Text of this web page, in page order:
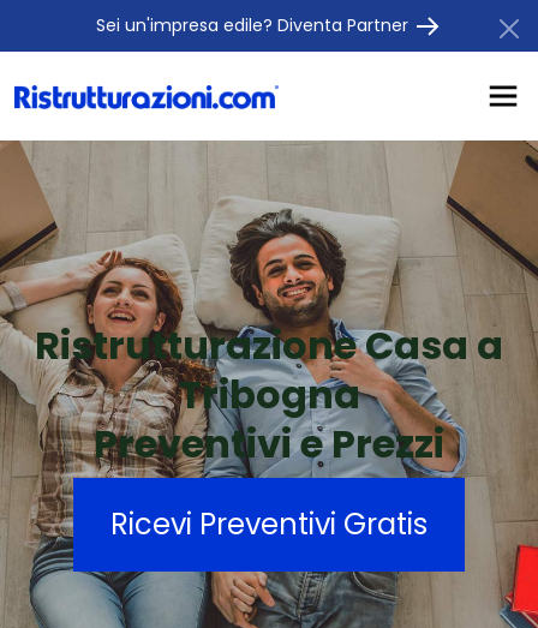
Sei un'impresa edile? Diventa Partner
Ristrutturazione Casa a
Tribogna
Preventivi e Prezzi
Ricevi Preventivi Gratis